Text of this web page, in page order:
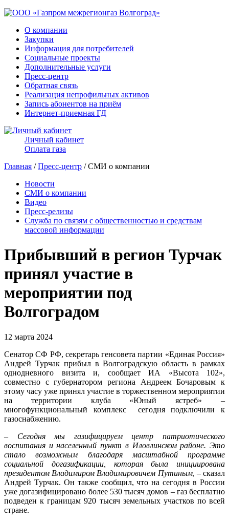
О компании
Закупки
Информация для потребителей
Социальные проекты
Дополнительные услуги
Пресс-центр
Обратная связь
Реализация непрофильных активов
Запись абонентов на приём
Интернет-приемная ГД
Личный кабинет
Оплата газа
Главная /Пресс-центр / СМИ о компании
Новости
СМИ о компании
Видео
Пресс-релизы
Служба по связям с общественностью и средствам
массовой информации
Прибывший в регион Турчак
принял участие в
мероприятии под
Волгоградом
12 марта 2024
Сенатор СФ РФ, секретарь генсовета партии «Единая Россия»
Андрей Турчак прибыл в Волгоградскую область в рамках
однодневного визита и, сообщает ИА «Высота 102»,
совместно с губернатором региона Андреем Бочаровым к
этому часу уже принял участие в торжественном мероприятии
на территории клуба «Юный ястреб» –
многофункциональный комплекс сегодня подключили к
газоснабжению.
– Сегодня мы газифицируем центр патриотического
воспитания и населенный пункт в Иловлинском районе. Это
стало возможным благодаря масштабной программе
социальной догазификации, которая была инициирована
президентом Владимиром Владимировичем Путиным, – сказал
Андрей Турчак. Он также сообщил, что на сегодня в России
уже догазифицировано более 530 тысяч домов – газ бесплатно
подведен к границам 920 тысяч земельных участков по всей
стране.